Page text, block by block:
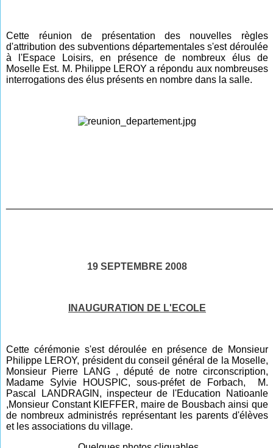
Cette réunion de présentation des nouvelles règles
d'attribution des subventions départementales s'est déroulée
à l'Espace Loisirs, en présence de nombreux élus de
Moselle Est. M. Philippe LEROY a répondu aux nombreuses
interrogations des élus présents en nombre dans la salle.
19 SEPTEMBRE 2008
INAUGURATION DE L'ECOLE
Cette cérémonie s'est déroulée en présence de Monsieur
Philippe LEROY, président du conseil général de la Moselle,
Monsieur Pierre LANG , député de notre circonscription,
Madame Sylvie HOUSPIC, sous-préfet de Forbach, M.
Pascal LANDRAGIN, inspecteur de l'Education Natioanle
,Monsieur Constant KIEFFER, maire de Bousbach ainsi que
de nombreux administrés représentant les parents d'élèves
et les associations du village.